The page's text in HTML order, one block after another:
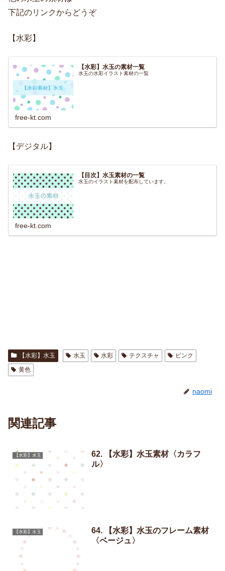
下記のリンクからどうぞ
【水彩】
【水彩】水玉の素材一覧
水玉の水彩イラスト素材の一覧
free-kt.com
【デジタル】
【目次】水玉素材の一覧
水玉のイラスト素材を配布しています。
free-kt.com
【水彩】水玉 水玉 水彩 テクスチャ
ピンク
黄色
naomi
関連記事
【水彩】水玉
62. 【水彩】水玉素材〈カラフ
ル〉
【水彩】水玉
64. 【水彩】水玉のフレーム素材
〈ベージュ〉